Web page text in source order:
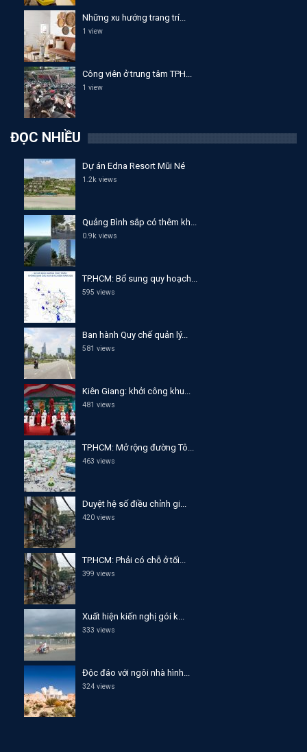
Những xu hướng trang trí...
1 view
Công viên ở trung tâm TPH...
1 view
ĐỌC NHIỀU
Dự án Edna Resort Mũi Né
1.2k views
Quảng Bình sắp có thêm kh...
0.9k views
TP.HCM: Bổ sung quy hoạch...
595 views
Ban hành Quy chế quản lý...
581 views
Kiên Giang: khởi công khu...
481 views
TP.HCM: Mở rộng đường Tô...
463 views
Duyệt hệ số điều chỉnh gi...
420 views
TP.HCM: Phải có chỗ ở tối...
399 views
Xuất hiện kiến nghị gói k...
333 views
Độc đáo với ngôi nhà hình...
324 views